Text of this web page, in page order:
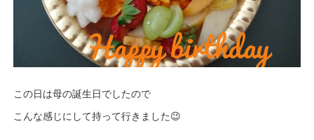
この日は母の誕生日でしたので
こんな感じにして持って行きました😉